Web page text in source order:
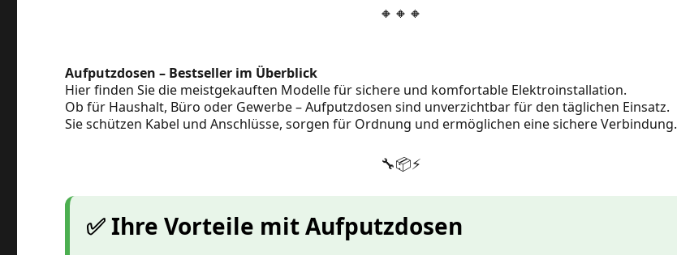
🔸🔸🔸
Aufputzdosen – Bestseller im Überblick
Hier finden Sie die meistgekauften Modelle für sichere und komfortable Elektroinstallation.
Ob für Haushalt, Büro oder Gewerbe – Aufputzdosen sind unverzichtbar für den täglichen Einsatz.
Sie schützen Kabel und Anschlüsse, sorgen für Ordnung und ermöglichen eine sichere Verbindung.
🔧📦⚡️
✅ Ihre Vorteile mit Aufputzdosen